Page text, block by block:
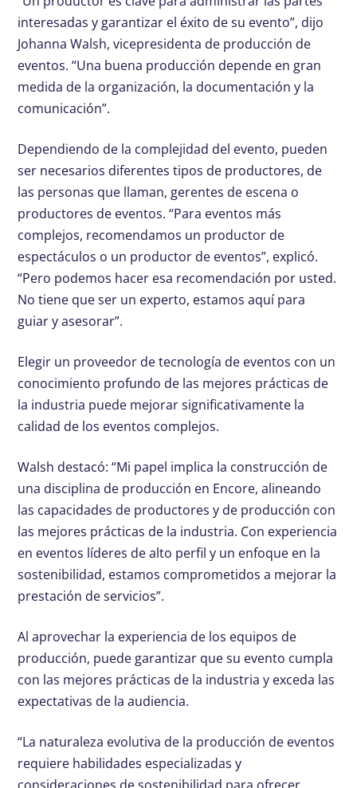
interesadas y garantizar el éxito de su evento”, dijo
Johanna Walsh, vicepresidenta de producción de
eventos. “Una buena producción depende en gran
medida de la organización, la documentación y la
comunicación”.
Dependiendo de la complejidad del evento, pueden
ser necesarios diferentes tipos de productores, de
las personas que llaman, gerentes de escena o
productores de eventos. “Para eventos más
complejos, recomendamos un productor de
espectáculos o un productor de eventos”, explicó.
“Pero podemos hacer esa recomendación por usted.
No tiene que ser un experto, estamos aquí para
guiar y asesorar”.
Elegir un proveedor de tecnología de eventos con un
conocimiento profundo de las mejores prácticas de
la industria puede mejorar significativamente la
calidad de los eventos complejos.
Walsh destacó: “Mi papel implica la construcción de
una disciplina de producción en Encore, alineando
las capacidades de productores y de producción con
las mejores prácticas de la industria. Con experiencia
en eventos líderes de alto perfil y un enfoque en la
sostenibilidad, estamos comprometidos a mejorar la
prestación de servicios”.
Al aprovechar la experiencia de los equipos de
producción, puede garantizar que su evento cumpla
con las mejores prácticas de la industria y exceda las
expectativas de la audiencia.
“La naturaleza evolutiva de la producción de eventos
requiere habilidades especializadas y